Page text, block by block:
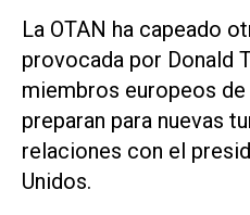
​La OTAN ha capeado
provocada por Donald
miembros europeos
preparan para nuevas
relaciones con el
Unidos.